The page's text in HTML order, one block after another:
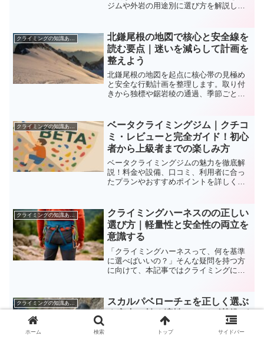
ジムや外岩の用途別に選び方を解説しま
し、慣らしやメンテも含めて失敗を減ら
す具体手順をまとめます。
北鎌尾根の地図で核心と安全線を
読む要点｜迷いを減らして計画を
整えよう
北鎌尾根の地図を起点に核心帯の見極め
と安全な行動計画を整理します。取り付
きから独標や鋸岩稜の通過、季節ごとの
クライミングの知識あれこれ
ベータクライミングジム｜クチコ
ミ・レビューと完全ガイド！初心
者から上級者までの楽しみ方
ベータクライミングジムの魅力を徹底解
説！料金や設備、口コミ、利用者に合っ
たプランやおすすめポイントを詳しく紹
クライミングハーネスのの正しい
選び方｜軽量性と安全性の両立を
意識する
「クライミングハーネスって、何を基準
に選べばいいの？」そんな疑問を持つ方
に向けて、本記事ではクライミングに欠
す。 ハーネスは登攀時の安全を確保する
重要なギアであり、使用目...
スカルパベローチェを正しく選ぶ
｜室内で効く適性とサイズ基準ガ
ホーム 検索 トップ サイドバー